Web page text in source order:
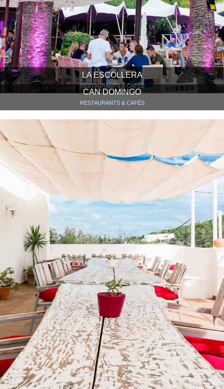
LA ESCOLLERA
RESTAURANTS & CAFÉS
CAN DOMINGO
RESTAURANTS & CAFÉS